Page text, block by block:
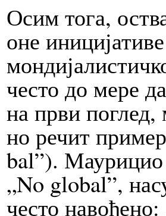
Осим то­га,
оне
че­сто до мере
на први
но речит
bal”).
„No glo­bal”,
че­сто